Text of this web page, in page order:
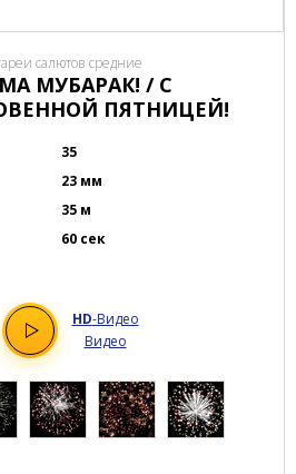
салютов средние
МУБАРАК! / С
ПЯТНИЦЕЙ!
35
23 мм
35 м
60 сек
HD-Видео
Видео